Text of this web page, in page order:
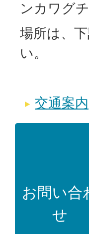
ンカワグ
場所は、
い。
交通案内
お問い合
せ